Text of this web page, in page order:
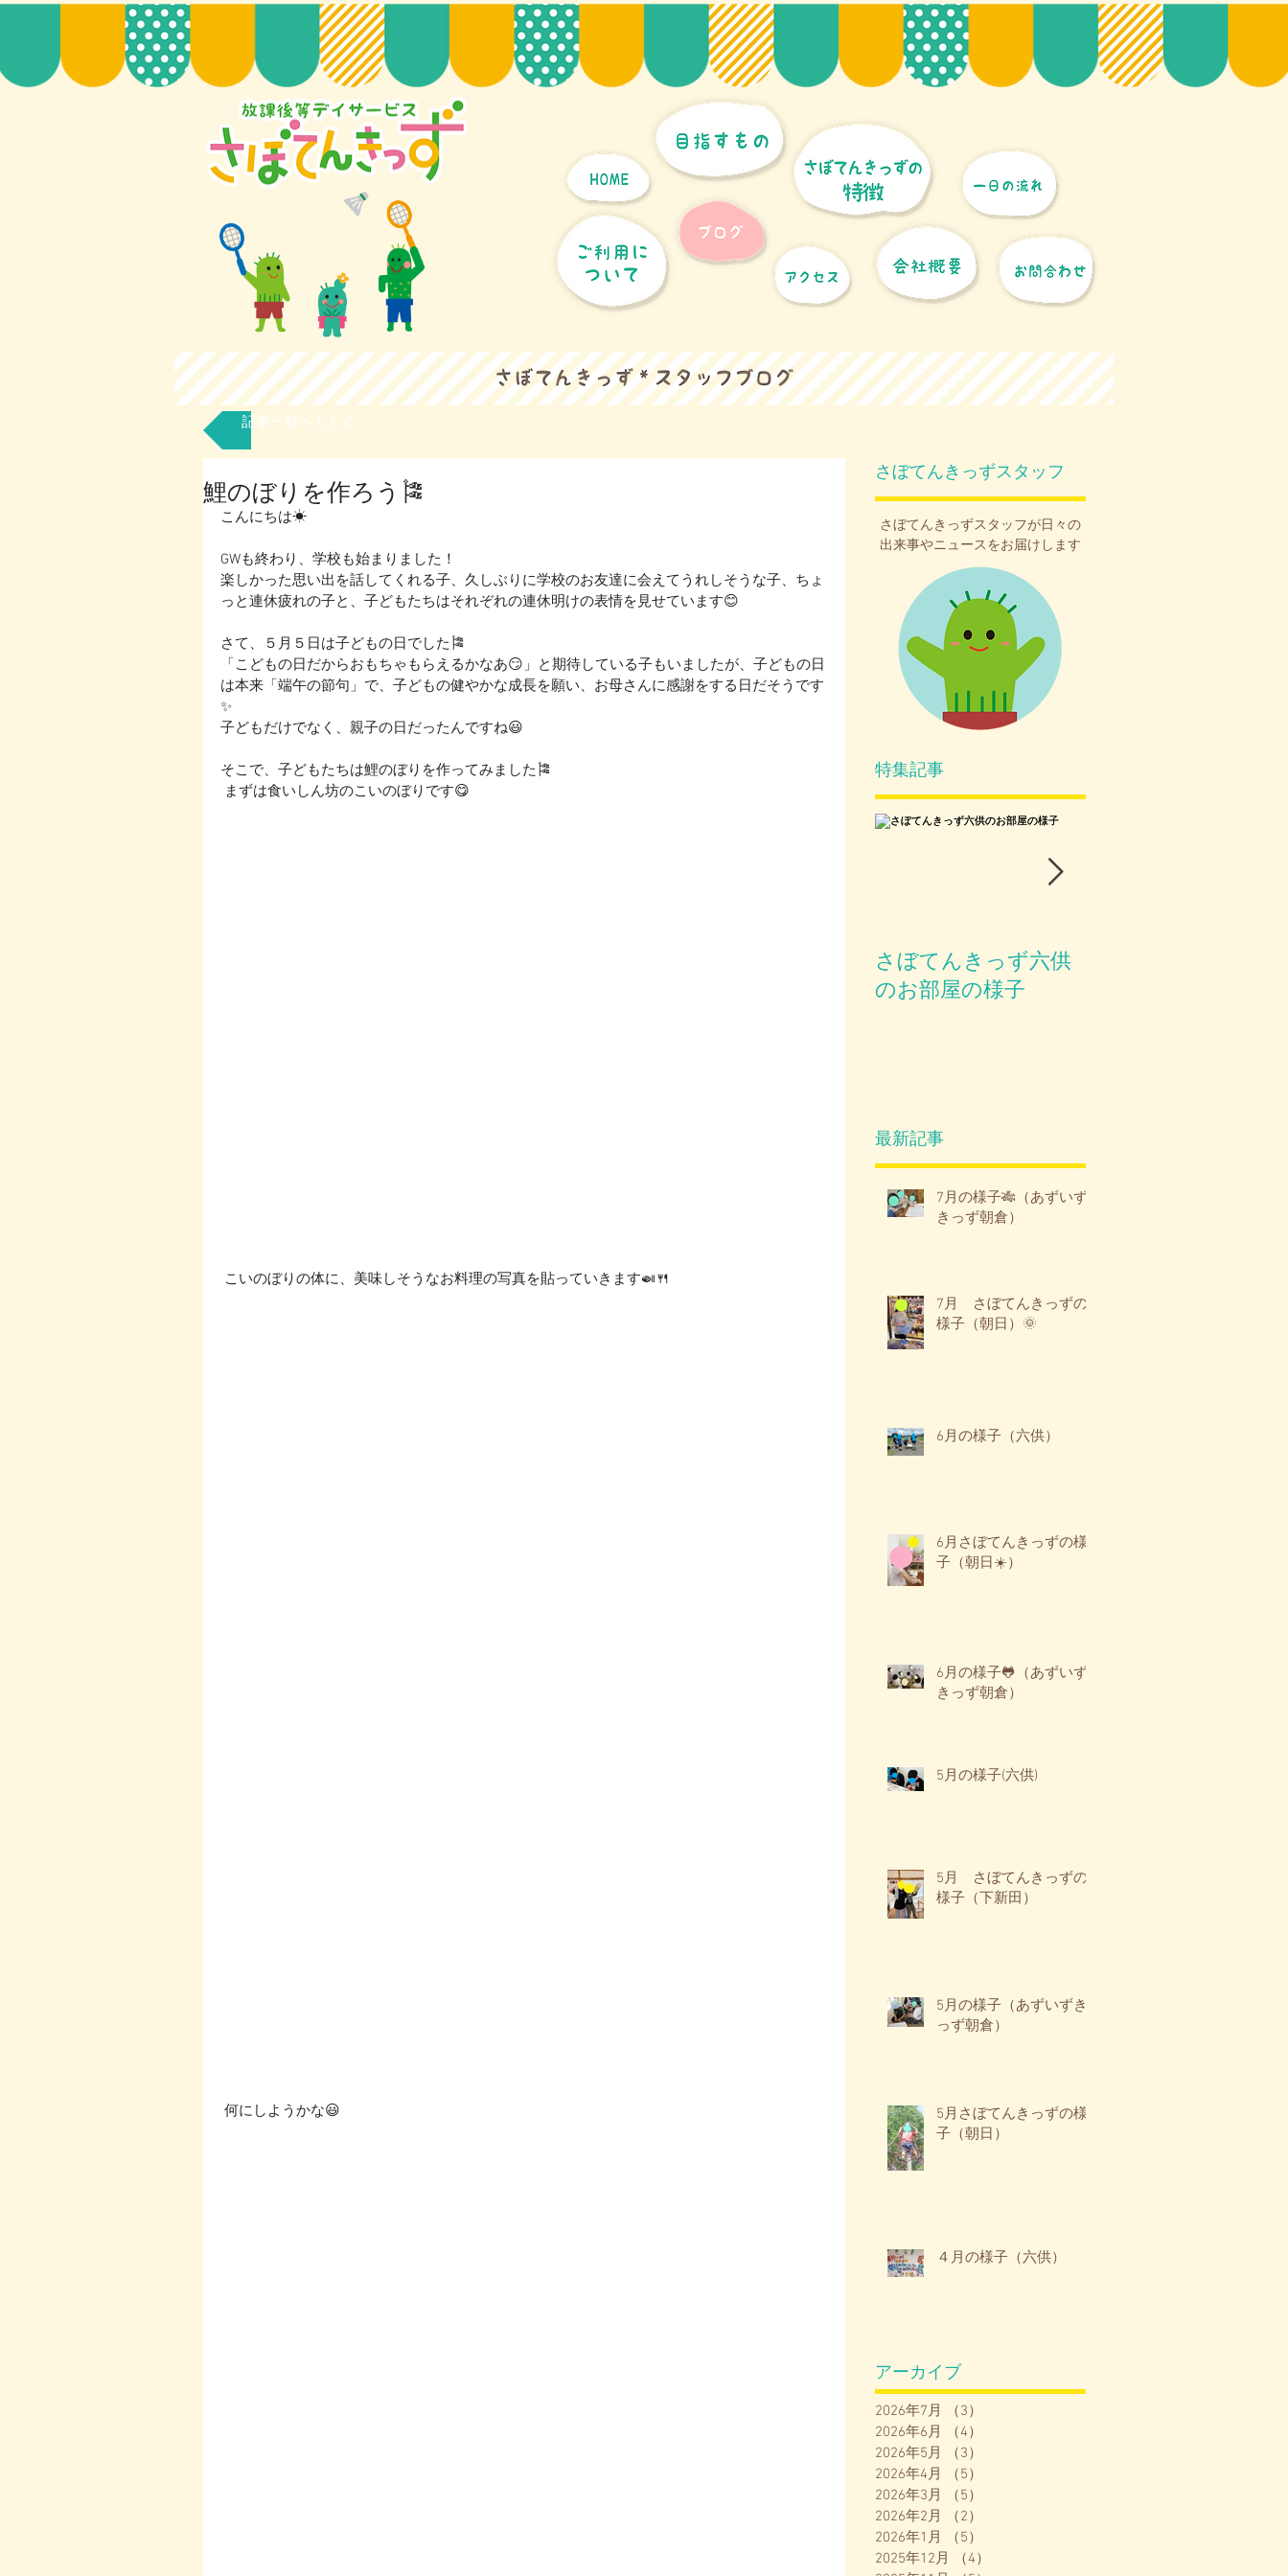
記事一覧へもどる
鯉のぼりを作ろう🎏
こんにちは☀
GWも終わり、学校も始まりました！
楽しかった思い出を話してくれる子、久しぶりに学校のお友達に会えてうれしそうな子、ちょ
っと連休疲れの子と、子どもたちはそれぞれの連休明けの表情を見せています😊
さて、５月５日は子どもの日でした🎏
「こどもの日だからおもちゃもらえるかなあ😏」と期待している子もいましたが、子どもの日
は本来「端午の節句」で、子どもの健やかな成長を願い、お母さんに感謝をする日だそうです
✨
子どもだけでなく、親子の日だったんですね😃
そこで、子どもたちは鯉のぼりを作ってみました🎏
まずは食いしん坊のこいのぼりです😋
こいのぼりの体に、美味しそうなお料理の写真を貼っていきます🍛🍴
何にしようかな😃
さぼてんきっずスタッフ
さぼてんきっずスタッフが日々の
出来事やニュースをお届けします
特集記事
さぼてんきっず六供
のお部屋の様子
最新記事
7月の様子🎋（あずいず
きっず朝倉）
7月 さぼてんきっずの
様子（朝日）🌞
6月の様子（六供）
6月さぼてんきっずの様
子（朝日☀️）
6月の様子🐸（あずいず
きっず朝倉）
5月の様子(六供)
5月 さぼてんきっずの
様子（下新田）
5月の様子（あずいずき
っず朝倉）
5月さぼてんきっずの様
子（朝日）
４月の様子（六供）
アーカイブ
2026年7月 （3）
2026年6月
（4）
2026年5月
（3）
2026年4月
（5）
2026年3月
（5）
2026年2月
（2）
2026年1月
（5）
2025年12月
（4）